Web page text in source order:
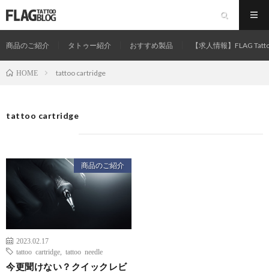
商品のご紹介 タトゥー紹介 おすすめ製品 【求人情報】FLAG
HOME tattoo cartridge
tattoo cartridge
商品のご紹介
2023.02.17
tattoo cartridge
tattoo needle
今更聞けない？クイックレビ